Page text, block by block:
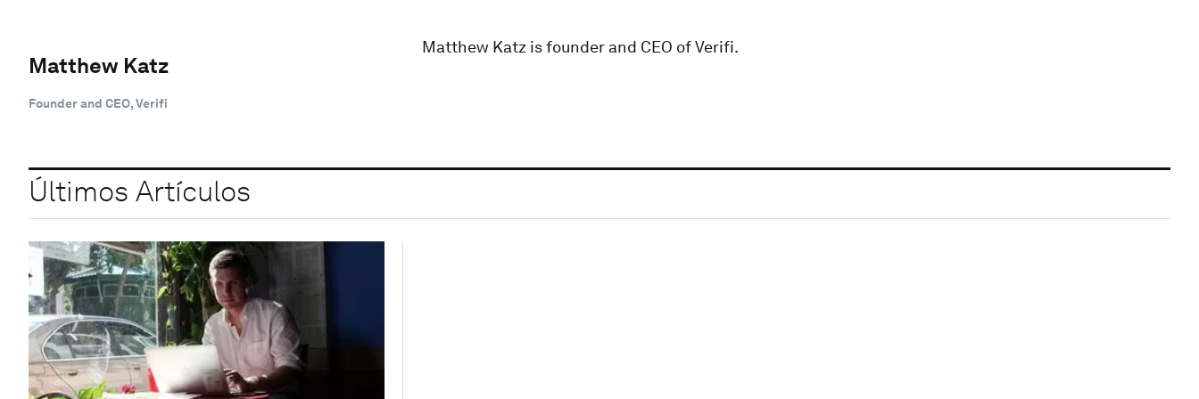
Matthew Katz
Founder and CEO, Verifi
Matthew Katz is founder and CEO of Verifi.
Últimos Artículos